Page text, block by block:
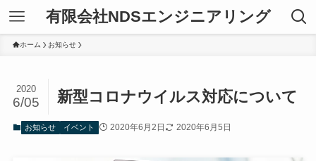
有限会社NDSエンジニアリング
ホーム お知らせ
新型コロナウイルス対応について
2020
6/05
お知らせ イベント 2020年6月2日 2020年6月5日